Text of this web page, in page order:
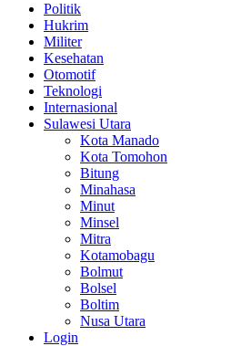
Politik
Hukrim
Militer
Kesehatan
Otomotif
Teknologi
Internasional
Sulawesi Utara
Kota Manado
Kota Tomohon
Bitung
Minahasa
Minut
Minsel
Mitra
Kotamobagu
Bolmut
Bolsel
Boltim
Nusa Utara
Login